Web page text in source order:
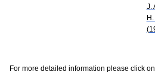
J.
For more detailed information please click